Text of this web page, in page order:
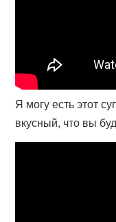
Я могу есть этот
вкусный, что вы